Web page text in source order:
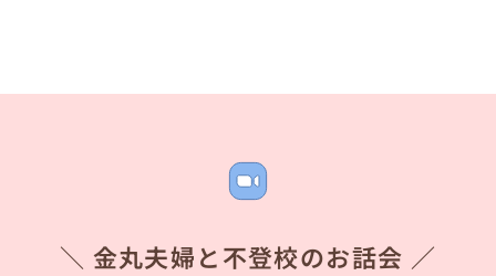
＼ 金丸夫婦と不登校のお話会 ／